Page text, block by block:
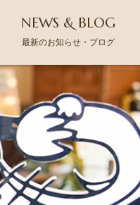
NEWS & BLOG
最新のお知らせ・ブログ